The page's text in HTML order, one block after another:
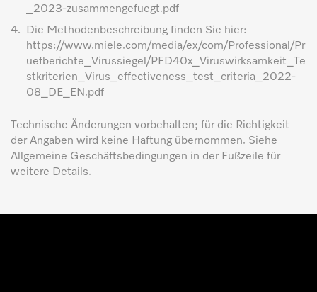
_2023-zusammengefuegt.pdf
4.
Die Methodenbeschreibung finden Sie hier:
https://www.miele.com/media/ex/com/Professional/Pr
uefberichte_Virussiegel/PFD40x_Viruswirksamkeit_Te
stkriterien_Virus_effectiveness_test_criteria_2022-
08_DE_EN.pdf
Technische Änderungen vorbehalten; für die Richtigkeit
der Angaben wird keine Haftung übernommen. Siehe
Allgemeine Geschäftsbedingungen in der Fußzeile für
weitere Details.